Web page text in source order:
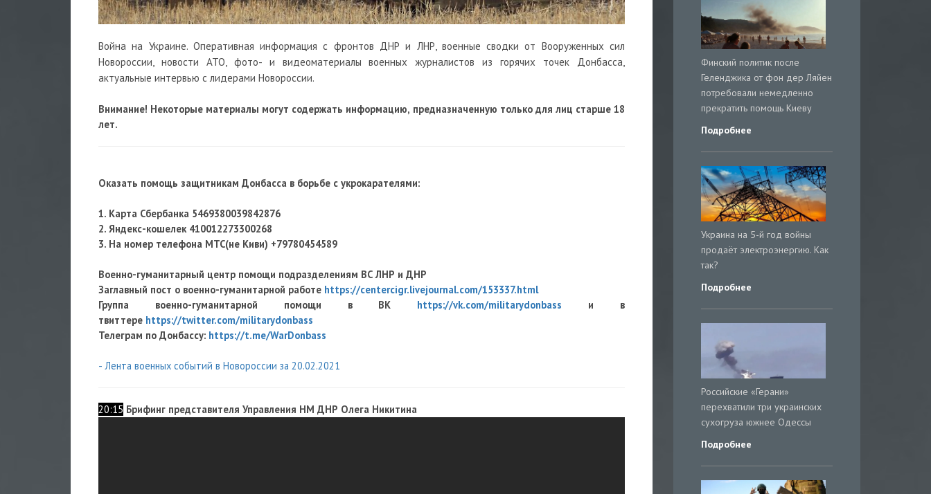
Война на Украине. Оперативная информация с фронтов ДНР и ЛНР, военные сводки от Вооруженных сил
Новороссии, новости АТО, фото- и видеоматериалы военных журналистов из горячих точек Донбасса,
актуальные интервью с лидерами Новороссии.
Внимание! Некоторые материалы могут содержать информацию, предназначенную только для лиц старше 18
лет.
Оказать помощь защитникам Донбасса в борьбе с укрокарателями:
1. Карта Сбербанка 5469380039842876
2. Яндекс-кошелек 410012273300268
3. На номер телефона МТС(не Киви) +79780454589
Военно-гуманитарный центр помощи подразделениям ВС ЛНР и ДНР
Заглавный пост о военно-гуманитарной работе https://centercigr.livejournal.com/153337.html
Группа военно-гуманитарной помощи в ВК https://vk.com/militarydonbass и в
твиттере https://twitter.com/militarydonbass
Телеграм по Донбассу: https://t.me/WarDonbass
- Лента военных событий в Новороссии за 20.02.2021
20:15 Брифинг представителя Управления НМ ДНР Олега Никитина
Финский политик после
Геленджика от фон дер Ляйен
потребовали немедленно
прекратить помощь Киеву
Подробнее
Украина на 5-й год войны
продаёт электроэнергию. Как
так?
Подробнее
Российские «Герани»
перехватили три украинских
сухогруза южнее Одессы
Подробнее